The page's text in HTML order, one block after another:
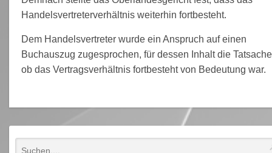
Handelsvertreterverhältnis weiterhin fortbesteht.
Dem Handelsvertreter wurde ein Anspruch auf einen
Buchauszug zugesprochen, für dessen Inhalt die
ob das Vertragsverhältnis fortbesteht von Bedeutung war.